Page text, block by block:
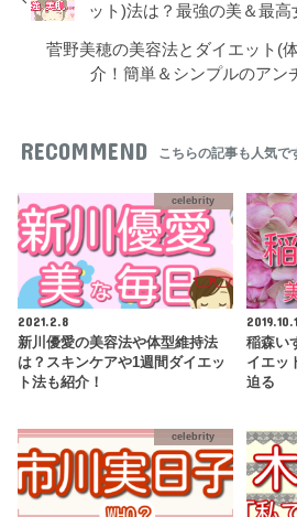
ット)法は？最強の美＆最高
菅野美穂の美容法とダイエット(
介！簡単＆シンプルのアン
RECOMMEND こちらの記事も人気で
celebrity
2021.2.8
新川優愛の美容法や体型維持法
は？スキンケアや1週間ダイエッ
ト法も紹介！
稲森い
イエッ
迫る
celebrity